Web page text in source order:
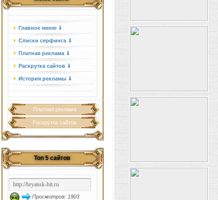
Главное меню ⇓
Списки серфинга ⇓
Платная реклама ⇓
Раскрутка сайтов ⇓
История рекламы ⇓
Платная реклама
Раскрутка сайтов
Топ 5 сайтов
Просмотров: 1903